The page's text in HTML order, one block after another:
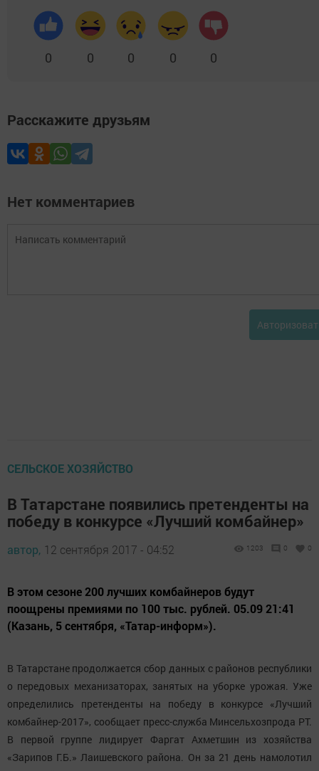
0 0 0 0 0
Расскажите друзьям
Нет комментариев
СЕЛЬСКОЕ ХОЗЯЙСТВО
В Татарстане появились претенденты на
победу в конкурсе «Лучший комбайнер»
автор, 12 сентября 2017 - 04:52 1203 0 0
В этом сезоне 200 лучших комбайнеров будут
поощрены премиями по 100 тыс. рублей. 05.09 21:41
(Казань, 5 сентября, «Татар-информ»).
В Татарстане продолжается сбор данных с районов республики
о передовых механизаторах, занятых на уборке урожая. Уже
определились претенденты на победу в конкурсе «Лучший
комбайнер-2017», сообщает пресс-служба Минсельхозпрода РТ.
В первой группе лидирует Фаргат Ахметшин из хозяйства
«Зарипов Г.Б.» Лаишевского района. Он за 21 день намолотил